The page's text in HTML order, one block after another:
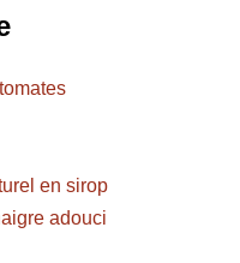
en sirop
adouci